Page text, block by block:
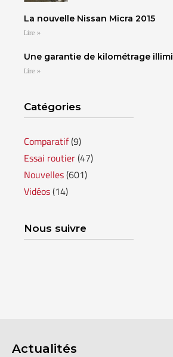
La nouvelle Nissan Micra 2015
Lire »
Une garantie de kilométrage
Lire »
Catégories
Comparatif(9)
Essai routier(47)
Nouvelles(601)
Vidéos(14)
Nous suivre
Actualités